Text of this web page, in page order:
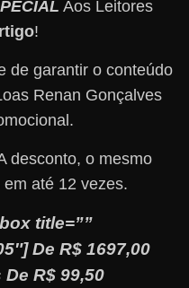
Aos Leitores
!
de garantir o conteúdo
Renan Gonçalves
desconto, o mesmo
até 12 vezes.
title=””
De R$ 1697,00
De R$ 99,50